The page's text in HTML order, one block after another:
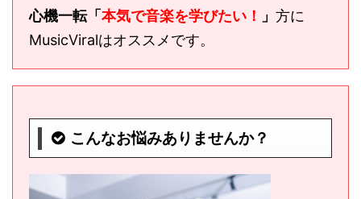
心機一転「 本気で音楽を学びたい！ 」 方に
MusicViralはオススメです。
こんなお悩みありませんか？